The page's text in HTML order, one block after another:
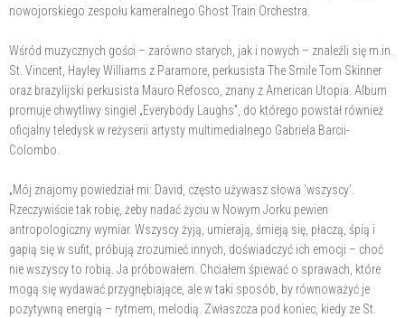
nowojorskiego zespołu kameralnego Ghost Train Orchestra.
Wśród muzycznych gości – zarówno starych, jak i nowych – znaleźli się m.in.
St. Vincent, Hayley Williams z Paramore, perkusista The Smile Tom Skinner
oraz brazylijski perkusista Mauro Refosco, znany z American Utopia. Album
promuje chwytliwy singiel „Everybody Laughs”, do którego powstał również
oficjalny teledysk w reżyserii artysty multimedialnego Gabriela Barcii-
Colombo.
„Mój znajomy powiedział mi: David, często używasz słowa 'wszyscy’.
Rzeczywiście tak robię, żeby nadać życiu w Nowym Jorku pewien
antropologiczny wymiar. Wszyscy żyją, umierają, śmieją się, płaczą, śpią i
gapią się w sufit, próbują zrozumieć innych, doświadczyć ich emocji – choć
nie wszyscy to robią. Ja próbowałem. Chciałem śpiewać o sprawach, które
mogą się wydawać przygnębiające, ale w taki sposób, by równoważyć je
pozytywną energią – rytmem, melodią. Zwłaszcza pod koniec, kiedy ze St.